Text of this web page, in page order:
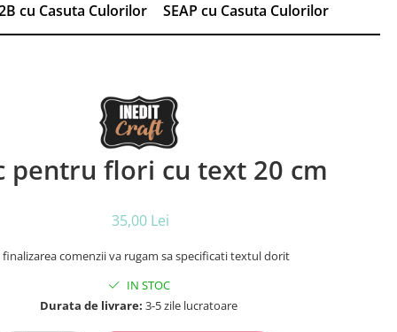
cu Casuta Culorilor SEAP cu Casuta Culorilor
pentru flori cu text 20 cm
35,00 Lei
finalizarea comenzii va rugam sa specificati textul dorit
IN STOC
Durata de livrare: 3-5 zile lucratoare